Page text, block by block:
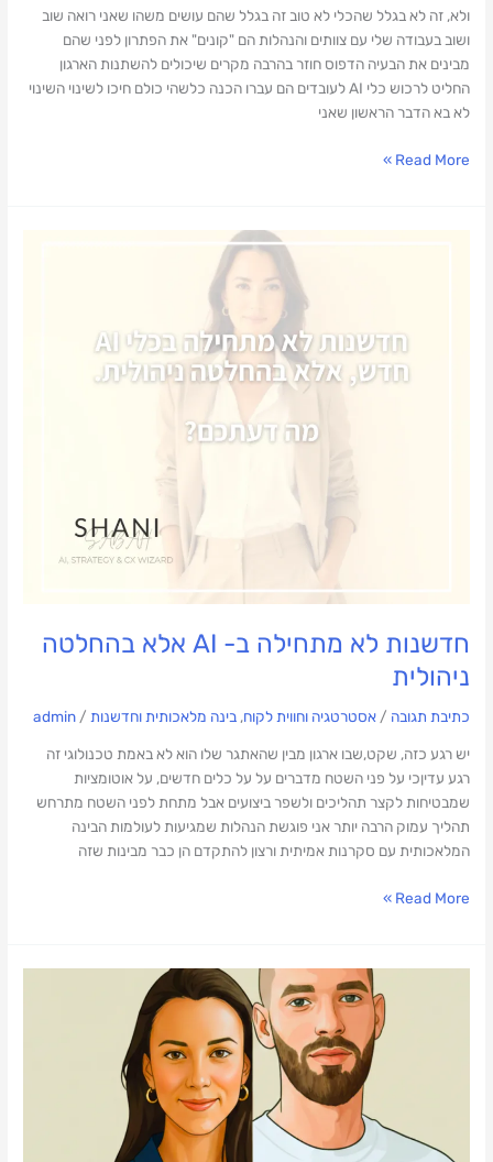
ולא, זה לא בגלל שהכלי לא טוב זה בגלל שהם עושים משהו שאני רואה שוב
ושוב בעבודה שלי עם צוותים והנהלות הם "קונים" את הפתרון לפני שהם
מבינים את הבעיה הדפוס חוזר בהרבה מקרים שיכולים להשתנות הארגון
החליט לרכוש כלי AI לעובדים הם עברו הכנה כלשהי כולם חיכו לשינוי השינוי
לא בא הדבר הראשון שאני
Read More »
חדשנות לא מתחילה ב- AI אלא בהחלטה
ניהולית
כתיבת תגובה /אסטרטגיה וחווית לקוח,בינה מלאכותית וחדשנות /
admin
יש רגע כזה, שקט,שבו ארגון מבין שהאתגר שלו הוא לא באמת טכנולוגי זה
רגע עדיןכי על פני השטח מדברים על על כלים חדשים, על אוטומציות
שמבטיחות לקצר תהליכים ולשפר ביצועים אבל מתחת לפני השטח מתרחש
תהליך עמוק הרבה יותר אני פוגשת הנהלות שמגיעות לעולמות הבינה
המלאכותית עם סקרנות אמיתית ורצון להתקדם הן כבר מבינות שזה
Read More »